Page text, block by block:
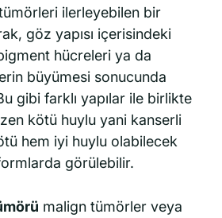
ilerleyebilen bir
göz yapısı içerisindeki
hücreleri ya da
büyümesi sonucunda
gibi farklı yapılar ile birlikte
kötü huylu yani kanserli
hem iyi huylu olabilecek
görülebilir.
malign tümörler veya